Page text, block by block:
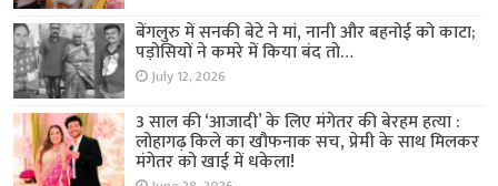
बेंगलुरु में सनकी बेटे ने मां, नानी और बहनोई को काटा;
पड़ोसियों ने कमरे में किया बंद तो…
July 12, 2026
3 साल की ‘आजादी’ के लिए मंगेतर की बेरहम हत्या :
लोहागढ़ किले का खौफनाक सच, प्रेमी के साथ मिलकर
मंगेतर को खाई में धकेला!